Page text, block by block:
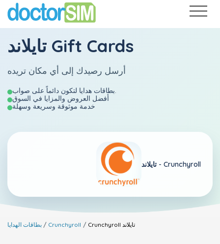
تايلاند Gift Cards
أرسل رصيدك إلى أي مكان تريده
أفضل العروض والمزايا في السوق
خدمة موثوقة وسريعة وسهلة
تايلاند - Crunchyroll
بطاقات الهدايا Crunchyroll Crunchyroll تايلاند